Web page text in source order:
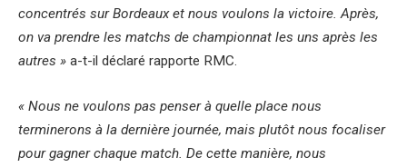
concentrés sur Bordeaux et nous voulons la victoire. Après,
on va prendre les matchs de championnat les uns après les
autres » a-t-il déclaré rapporte RMC.
« Nous ne voulons pas penser à quelle place nous
terminerons à la dernière journée, mais plutôt nous focaliser
pour gagner chaque match. De cette manière, nous